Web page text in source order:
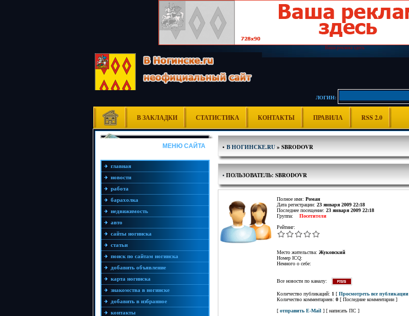
Ваша реклама здесь
ЛОГИН:
В ЗАКЛАДКИ СТАТИСТИКА КОНТАКТЫ ПРАВИЛА RSS 2.0
МЕНЮ САЙТА
главная
новости
работа
барахолка
недвижимость
авто
сайты ногинска
статьи
поиск по сайтам ногинска
добавить объявление
карта ногинска
знакомства в ногинске
добавить в избранное
контакты
• В НОГИНСКЕ.RU» SBRODOVR
• ПОЛЬЗОВАТЕЛЬ: SBRODOVR
Полное имя: Роман
Дата регистрации: 23 января 2009 22:18
Последнее посещение: 23 января 2009 22:18
Группа: Посетители
Рейтинг:
Место жительства: Жуковский
Номер ICQ:
Немного о себе:
Все новости по каналу:
Количество публикаций: 1 [ Просмотреть все публикации
Количество комментариев: 0 [ Последние комментарии ]
[ отправить E-Mail ] [ написать ПС ]